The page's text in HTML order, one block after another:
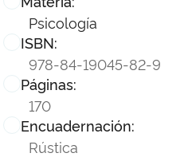
Psicología
ISBN:
978-84-19045-82-9
Páginas:
170
Encuadernación:
Rústica